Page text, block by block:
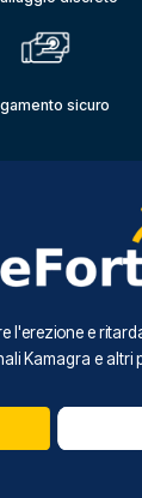
sicuro
l'erezione e
Kamagra e altri